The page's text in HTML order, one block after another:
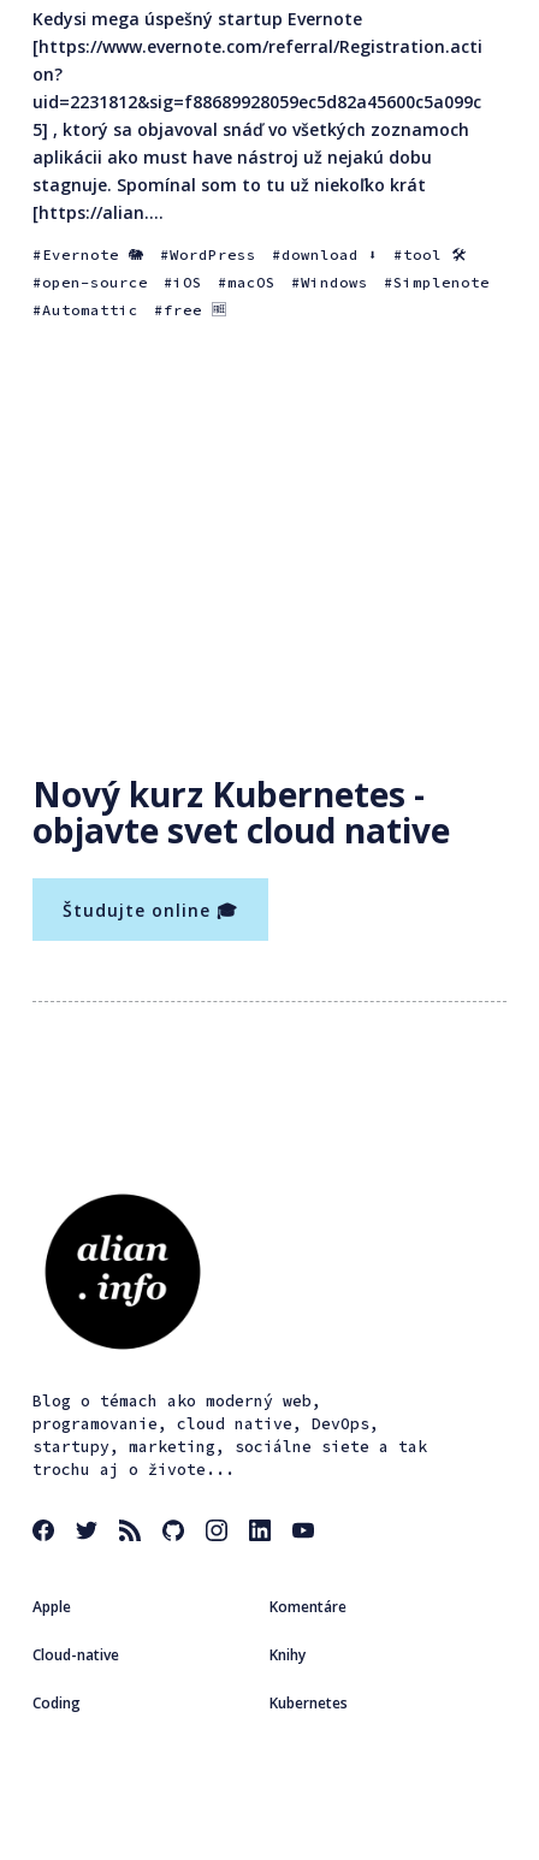
Kedysi mega úspešný startup Evernote
[https://www.evernote.com/referral/Registration.acti
on?
uid=2231812&sig=f88689928059ec5d82a45600c5a099c
5] , ktorý sa objavoval snáď vo všetkých zoznamoch
aplikácii ako must have nástroj už nejakú dobu
stagnuje. Spomínal som to tu už niekoľko krát
[https://alian....
Evernote 🐘 WordPress download ⬇️
tool 🛠
open-source
iOS macOS Windows
Simplenote
Automattic
free 🆓
Nový kurz Kubernetes -
objavte svet cloud native
Študujte online 🎓
Blog o témach ako moderný web,
programovanie, cloud native, DevOps,
startupy, marketing, sociálne siete a tak
trochu aj o živote...
Apple
Cloud-native
Coding
Komentáre
Knihy
Kubernetes